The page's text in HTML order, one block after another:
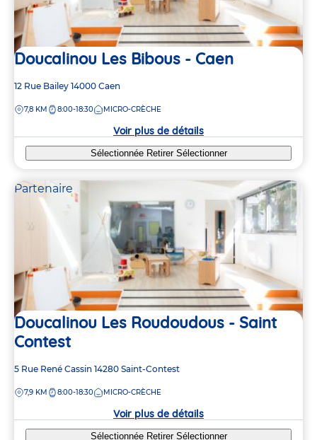
Doucalinou Les Bibous - Caen
Adresse
la
12 Rue Bailey 14000 Caen
DISTANCE
7,8 KM 8:00-18:30 MICRO-CRÈCHE
Voir plus de détails
Sélectionnée Retirer Sélectionner
Partenaire
Doucalinou Les Roudoudous - Saint
Contest
Adresse
la
5 Rue René Cassin 14280 Saint-Contest
DISTANCE
7,9 KM 8:00-18:30 MICRO-CRÈCHE
Voir plus de détails
Sélectionnée Retirer Sélectionner
4
2
4
2